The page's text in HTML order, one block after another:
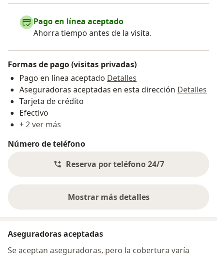
Pago en línea aceptado
Ahorra tiempo antes de la visita.
Formas de pago (visitas privadas)
Pago en línea aceptado Detalles
Aseguradoras aceptadas en esta dirección Detalles
Tarjeta de crédito
Efectivo
+ 2 ver más
Número de teléfono
Reserva por teléfono 24/7
Mostrar más detalles
sobre la dirección
Aseguradoras aceptadas
Se aceptan aseguradoras, pero la cobertura varía